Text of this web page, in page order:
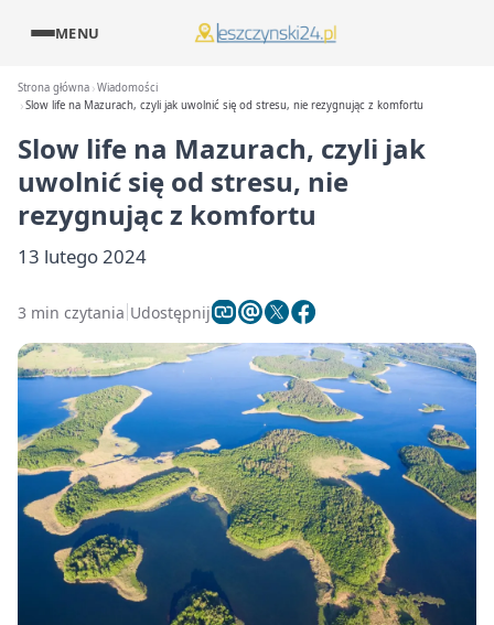
MENU
Strona główna Wiadomości
Slow life na Mazurach, czyli jak uwolnić się od stresu, nie rezygnując z komfortu
Slow life na Mazurach, czyli jak
uwolnić się od stresu, nie
rezygnując z komfortu
13 lutego 2024
3 min czytania Udostępnij